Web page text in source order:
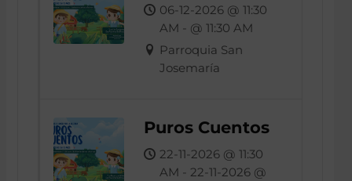
06-12-2026 @ 11:30
AM - @ 11:30 AM
Parroquia San
Josemaría
Puros Cuentos
22-11-2026 @ 11:30
AM - 22-11-2026 @